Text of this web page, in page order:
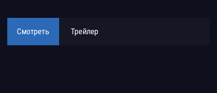
Смотреть Трейлер